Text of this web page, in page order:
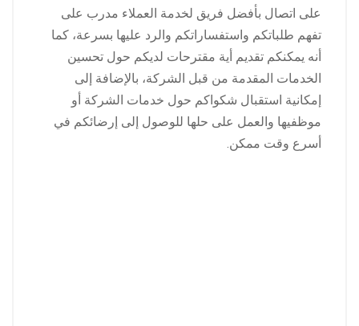
على اتصال بأفضل فريق لخدمة العملاء مدرب على
تفهم طلباتكم واستفساراتكم والرد عليها بسرعة، كما
أنه يمكنكم تقديم أية مقترحات لديكم حول تحسين
الخدمات المقدمة من قبل الشركة، بالإضافة إلى
إمكانية استقبال شكواكم حول خدمات الشركة أو
موظفيها والعمل على حلها للوصول إلى إرضائكم في
أسرع وقت ممكن.